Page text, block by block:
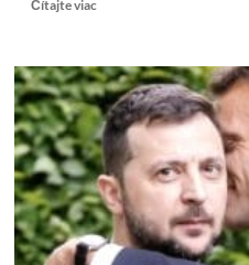
Čítajte viac
Francúzsko
stiahlo
z
USA
zlato
v
hodnote
15
mld.
$,